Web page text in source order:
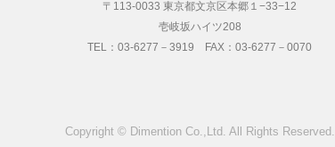
〒113-0033 東京都文京区本郷１−33−12
壱岐坂ハイツ208
TEL：03-6277－3919 FAX：03-6277－0070
Copyright © Dimention Co.,Ltd. All Rights Reserved.